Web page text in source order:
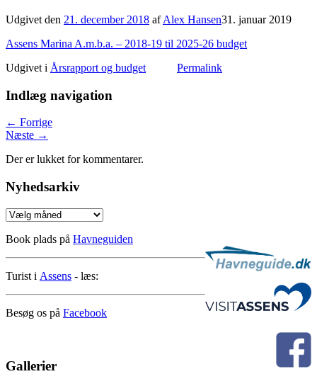
Udgivet den 21. december 2018 afAlex Hansen31. januar 2019
Assens Marina A.m.b.a. – 2018-19 til 2025-26 budget
Udgivet i Årsrapport og budget Permalink
Indlæg navigation
← Forrige
Næste →
Der er lukket for kommentarer.
Nyhedsarkiv
Nyhedsarkiv
Book plads på Havneguiden
Turist i Assens - læs:
Besøg os på Facebook
Gallerier